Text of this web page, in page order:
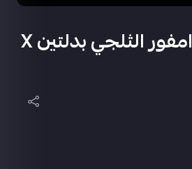
حساب ببجي امفور الثلجي بدلتين X